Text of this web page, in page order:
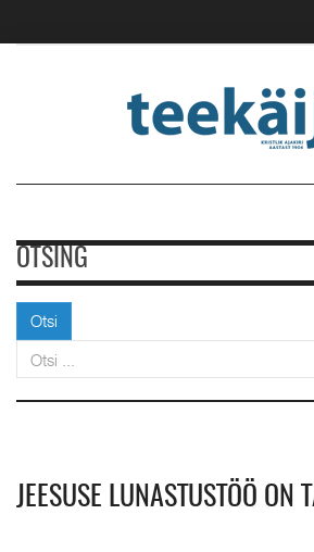
OTSING
Otsi
JEESUSE LUNASTUSTÖÖ ON